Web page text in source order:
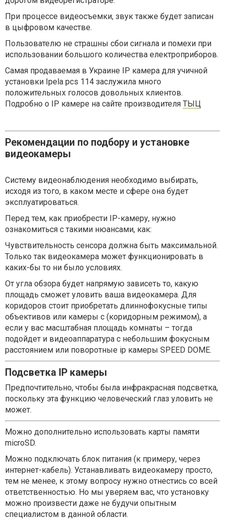
При процессе видеосъемки, звук также будет записан
в цыфровом качестве.
Пользователю не страшны сбои сигнала и помехи при
использовании большого количества електроприборов.
Самая продаваемая в Украине IP камера для учичной
установки Ipela pcs 114 заслужила много
положительных голосов довольных клиентов.
Подробно о IP камере на сайте производителя ТЫЦ
Рекомендации по подбору и установке
видеокамеры
Систему видеонаблюдения необходимо выбирать,
исходя из того, в каком месте и сфере она будет
эксплуатироваться.
Перед тем, как приобрести IP-камеру, нужно
ознакомиться с такими нюансами, как:
Чувствительность сенсора должна быть максимальной.
Только так видеокамера может функционировать в
каких-бы то ни было условиях.
От угла обзора будет напрямую зависеть то, какую
площадь сможет уловить ваша видеокамера. Для
коридоров стоит приобретать длиннофокусные типы
объективов или камеры с (коридорным режимом), а
если у вас масштабная площадь комнаты – тогда
подойдет и видеоаппаратура с небольшим фокусным
расстоянием или поворотные ip камеры SPEED DOME.
Подсветка IP камеры
Предпочтительно, чтобы была инфракрасная подсветка,
поскольку эта функцию человеческий глаз уловить не
может.
Можно дополнительно использовать карты памяти
microSD.
Можно подключать блок питания (к примеру, через
интернет-кабель). Устанавливать видеокамеру просто,
тем не менее, к этому вопросу нужно отнестись со всей
ответственностью. Но мы уверяем вас, что установку
можно произвести даже не будучи опытным
специалистом в данной области.